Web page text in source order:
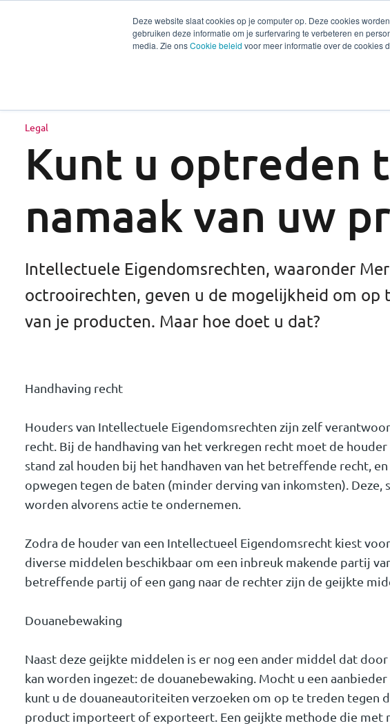
Deze website slaat cookies op je computer op. Deze cookies
gebruiken deze informatie om je surfervaring te verbeteren en
media. Zie onsCookie beleid voor meer informatie over de cookies
Diensten Sectoren
Legal
Kunt u optreden
namaak van uw
Intellectuele Eigendomsrechten, waaronder
octrooirechten, geven u de mogelijkheid om op
van je producten. Maar hoe doet u dat?
Handhaving recht
Houders van Intellectuele Eigendomsrechten zijn zelf
recht. Bij de handhaving van het verkregen recht moet de
stand zal houden bij het handhaven van het betreffende recht,
opwegen tegen de baten (minder derving van inkomsten).
worden alvorens actie te ondernemen.
Zodra de houder van een Intellectueel Eigendomsrecht kiest
diverse middelen beschikbaar om een inbreuk makende partij
betreffende partij of een gang naar de rechter zijn de geijkte
Douanebewaking
Naast deze geijkte middelen is er nog een ander middel dat
kan worden ingezet: de douanebewaking. Mocht u een
kunt u de douaneautoriteiten verzoeken om op te treden tegen
product importeert of exporteert. Een geijkte methode die met